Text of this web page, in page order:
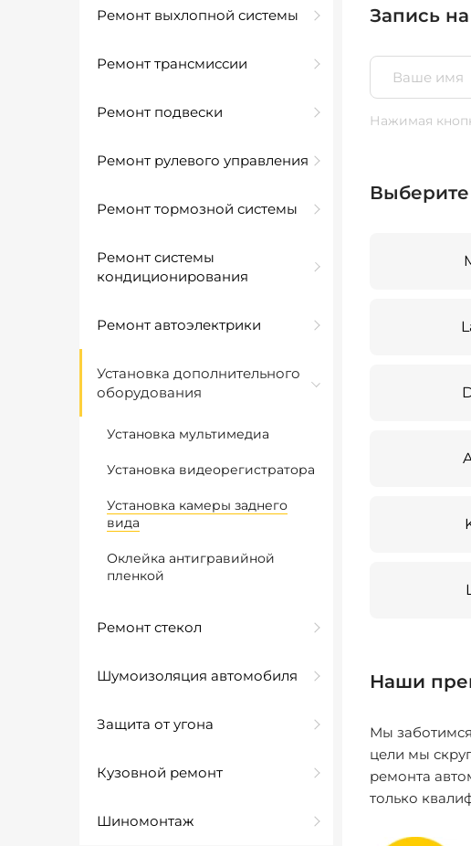
Ремонт выхлопной системы
Ремонт трансмиссии
Ремонт подвески
Ремонт рулевого управления
Ремонт тормозной системы
Ремонт системы
кондиционирования
Ремонт автоэлектрики
Установка дополнительного
оборудования
Установка мультимедиа
Установка видеорегистратора
Установка камеры заднего
вида
Оклейка антигравийной
пленкой
Ремонт стекол
Шумоизоляция автомобиля
Защита от угона
Кузовной ремонт
Шиномонтаж
Запись на
Нажимая
Наши
Мы
цели мы
ремонта
только